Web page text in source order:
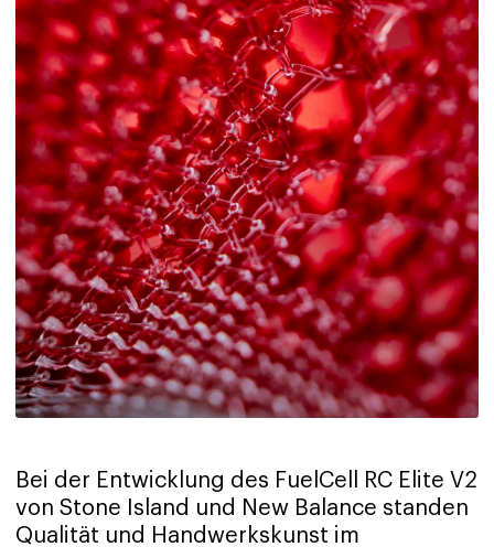
Bei der Entwicklung des FuelCell RC Elite V2
von Stone Island und New Balance standen
Qualität und Handwerkskunst im